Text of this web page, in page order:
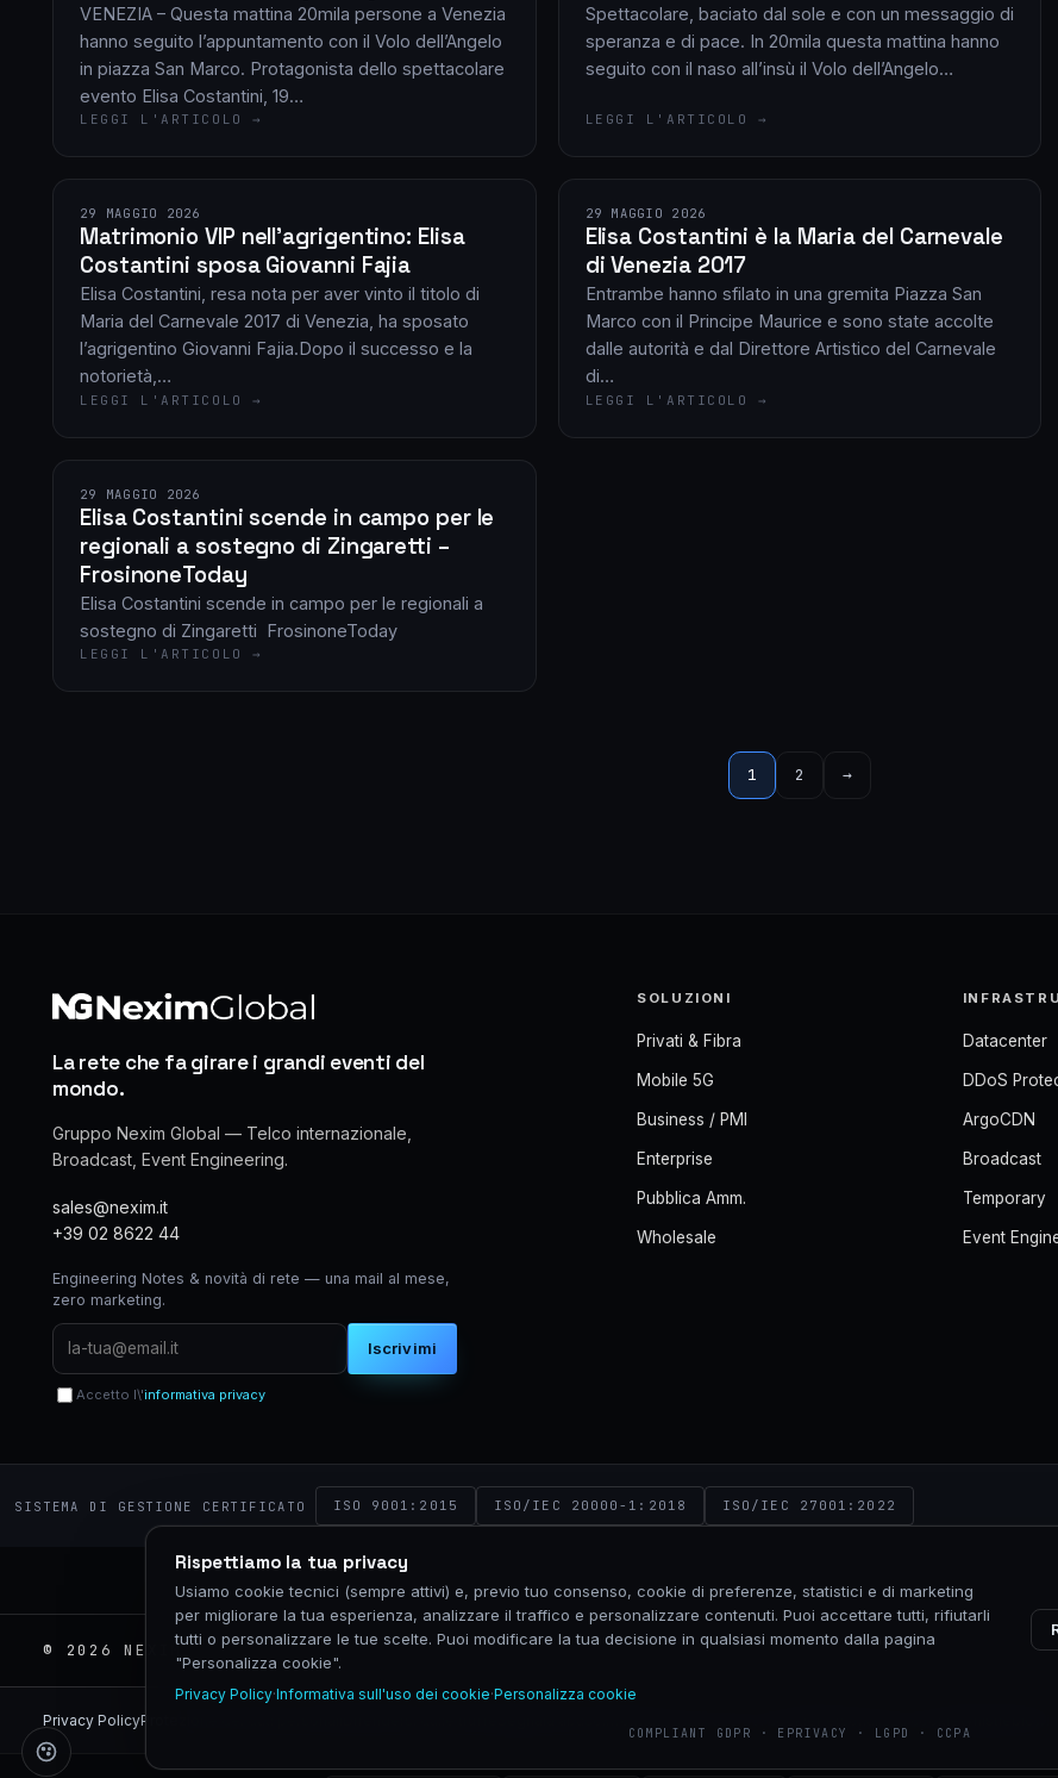
VENEZIA – Questa mattina 20mila persone a Venezia
hanno seguito l’appuntamento con il Volo dell’Angelo
in piazza San Marco. Protagonista dello spettacolare
evento Elisa Costantini, 19…
LEGGI L'ARTICOLO →
Spettacolare, baciato dal sole e con un messaggio di
speranza e di pace. In 20mila questa mattina hanno
seguito con il naso all’insù il Volo dell’Angelo…
LEGGI L'ARTICOLO →
29 MAGGIO 2026
Matrimonio VIP nell’agrigentino: Elisa
Costantini sposa Giovanni Fajia
Elisa Costantini, resa nota per aver vinto il titolo di
Maria del Carnevale 2017 di Venezia, ha sposato
l’agrigentino Giovanni Fajia.Dopo il successo e la
notorietà,…
LEGGI L'ARTICOLO →
29 MAGGIO 2026
Elisa Costantini è la Maria del Carnevale
di Venezia 2017
Entrambe hanno sfilato in una gremita Piazza San
Marco con il Principe Maurice e sono state accolte
dalle autorità e dal Direttore Artistico del Carnevale
di…
LEGGI L'ARTICOLO →
29 MAGGIO 2026
Elisa Costantini scende in campo per le
regionali a sostegno di Zingaretti –
FrosinoneToday
Elisa Costantini scende in campo per le regionali a
sostegno di Zingaretti FrosinoneToday
LEGGI L'ARTICOLO →
1 2 →
La rete che fa girare i grandi eventi del
mondo.
Gruppo Nexim Global — Telco internazionale,
Broadcast, Event Engineering.
sales@nexim.it
+39 02 8622 44
Engineering Notes & novità di rete — una mail al mese,
zero marketing.
Iscrivimi
Accetto l\'informativa privacy
SOLUZIONI
Privati & Fibra
Mobile 5G
Business / PMI
Enterprise
Pubblica Amm.
Wholesale
Datacenter
DDoS
ArgoCDN
Broadcast
Temporary
Event
SISTEMA DI GESTIONE CERTIFICATO ISO 9001:2015 ISO/IEC 20000-1:2018 ISO/IEC 27001:2022
© 2026 NEXIM GLOBAL · P.IVA 02575760067 · VIA CALDERA 21, 20153 MILANO
Rispettiamo la tua privacy
Usiamo cookie tecnici (sempre attivi) e, previo tuo consenso, cookie di preferenze, statistici e di marketing
per migliorare la tua esperienza, analizzare il traffico e personalizzare contenuti. Puoi accettare tutti, rifiutarli
tutti o personalizzare le tue scelte. Puoi modificare la tua decisione in qualsiasi momento dalla pagina
"Personalizza cookie".
Privacy Policy·Informativa sull'uso dei cookie·Personalizza cookie
COMPLIANT GDPR · EPRIVACY · LGPD · CCPA
Privacy PolicyProtezione dei dati personali